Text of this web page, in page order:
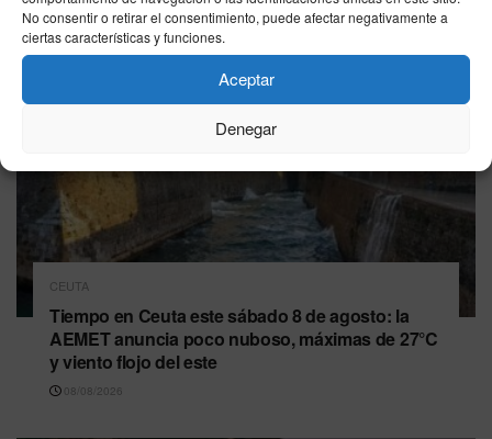
No consentir o retirar el consentimiento, puede afectar negativamente a
ciertas características y funciones.
Aceptar
Denegar
CEUTA
Tiempo en Ceuta este sábado 8 de agosto: la
AEMET anuncia poco nuboso, máximas de 27°C
y viento flojo del este
08/08/2026